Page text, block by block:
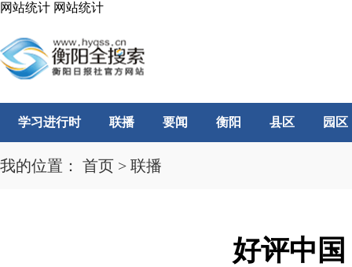
网站统计 网站统计
学习进行时 联播 要闻 衡阳 县区 园区
我的位置： 首页 > 联播
好评中